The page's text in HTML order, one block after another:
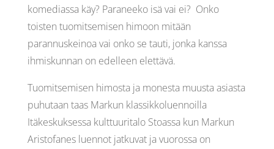
komediassa käy? Paraneeko isä vai ei? Onko
toisten tuomitsemisen himoon mitään
parannuskeinoa vai onko se tauti, jonka kanssa
ihmiskunnan on edelleen elettävä.
Tuomitsemisen himosta ja monesta muusta asiasta
puhutaan taas Markun klassikkoluennoilla
Itäkeskuksessa kulttuuritalo Stoassa kun Markun
Aristofanes luennot jatkuvat ja vuorossa on